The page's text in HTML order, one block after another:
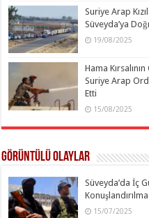
Suriye Arap
Süveyda’ya
19/08/2025
Hama
Suriye Arap
Etti
15/08/2025
Görüntülü Olaylar
Süveyda’da İç
15/07/2025